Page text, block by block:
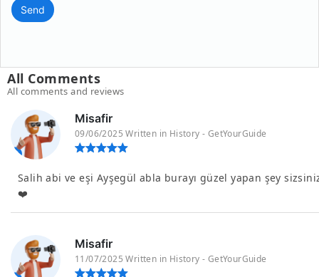
Send
All Comments
All comments and reviews
Misafir
09/06/2025 Written in History - GetYourGuide
Salih abi ve eşi Ayşegül abla burayı güzel yapan şey
❤️
Misafir
11/07/2025 Written in History - GetYourGuide